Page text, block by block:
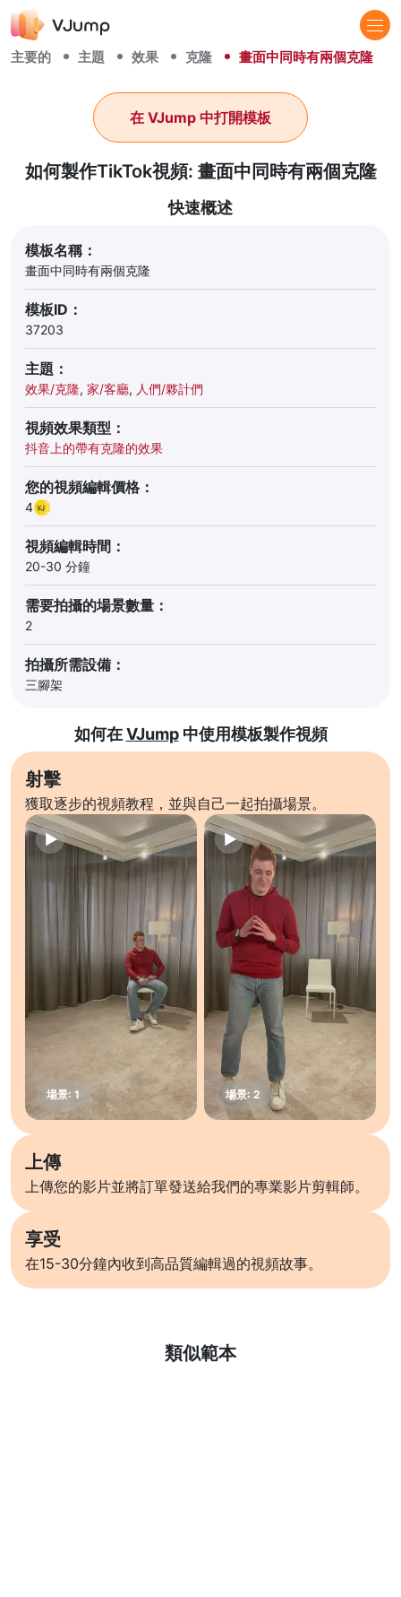
主要的 主題 效果 克隆 畫面中同時有兩個克隆
如何製作TikTok視頻: 畫面中同時有兩個克隆
在 VJump 中打開模板
快速概述
模板名稱：
畫面中同時有兩個克隆
模板ID：
37203
主題：
效果/克隆, 家/客廳, 人們/夥計們
視頻效果類型：
抖音上的帶有克隆的效果
您的視頻編輯價格：
4
視頻編輯時間：
20-30 分鐘
需要拍攝的場景數量：
2
拍攝所需設備：
三腳架
如何在VJump中使用模板製作視頻
射擊
獲取逐步的視頻教程，並與自己一起拍攝場景。
上傳
上傳您的影片並將訂單發送給我們的專業影片剪輯師。
享受
在15-30分鐘內收到高品質編輯過的視頻故事。
類似範本
了解更多